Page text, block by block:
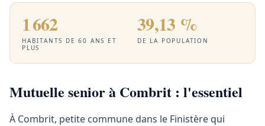
1 662
HABITANTS DE 60 ANS ET
PLUS
39,13 %
DE LA POPULATION
Mutuelle senior à Combrit : l'essentiel
À Combrit, petite commune dans le Finistère qui